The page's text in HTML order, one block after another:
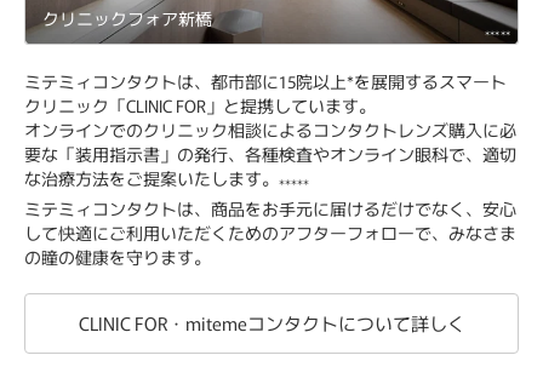
クリニックフォア新橋
*****
ミテミィコンタクトは、都市部に15院以上*を展開するスマート
クリニック「CLINIC FOR」と提携しています。
オンラインでのクリニック相談によるコンタクトレンズ購入に必
要な「装用指示書」の発行、各種検査やオンライン眼科で、適切
な治療方法をご提案いたします。 *****
ミテミィコンタクトは、商品をお手元に届けるだけでなく、安心
して快適にご利用いただくためのアフターフォローで、みなさま
の瞳の健康を守ります。
CLINIC FOR・mitemeコンタクトについて詳しく